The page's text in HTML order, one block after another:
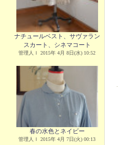
ナチュールベスト、サヴァラン
スカート、シネマコート
管理人Ｉ 2015年 4月 8日(水) 10:52
春の水色とネイビー
管理人Ｉ 2015年 4月 7日(火) 00:13